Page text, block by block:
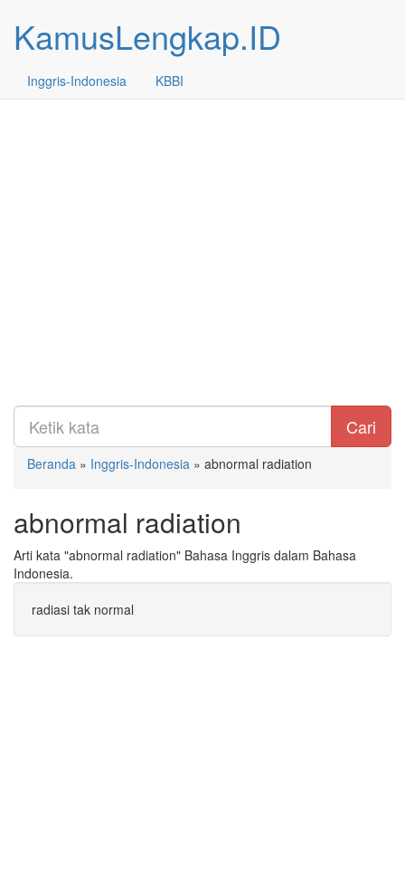
KamusLengkap.ID
Inggris-Indonesia KBBI
Cari
Beranda » Inggris-Indonesia » abnormal radiation
abnormal radiation
Arti kata "abnormal radiation" Bahasa Inggris dalam Bahasa
Indonesia.
radiasi tak normal